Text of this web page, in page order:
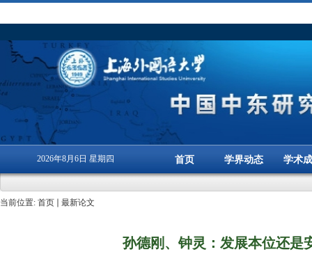
2026年8月6日 星期四 首页 学界动态 学术
当前位置: 首页 最新论文
孙德刚、钟灵：发展本位还是